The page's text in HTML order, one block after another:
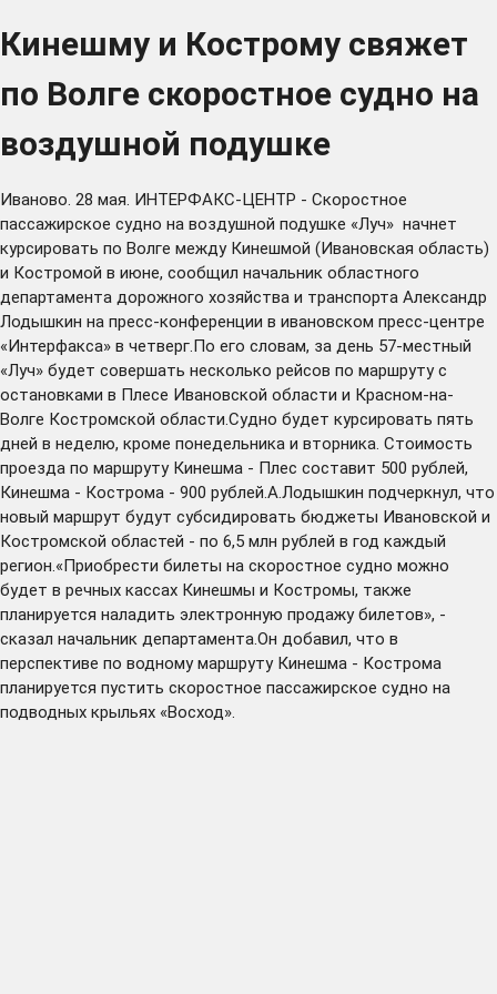
Кинешму и Кострому свяжет
по Волге скоростное судно на
воздушной подушке
Иваново. 28 мая. ИНТЕРФАКС-ЦЕНТР - Скоростное
пассажирское судно на воздушной подушке «Луч» начнет
курсировать по Волге между Кинешмой (Ивановская область)
и Костромой в июне, сообщил начальник областного
департамента дорожного хозяйства и транспорта Александр
Лодышкин на пресс-конференции в ивановском пресс-центре
«Интерфакса» в четверг.По его словам, за день 57-местный
«Луч» будет совершать несколько рейсов по маршруту с
остановками в Плесе Ивановской области и Красном-на-
Волге Костромской области.Судно будет курсировать пять
дней в неделю, кроме понедельника и вторника. Стоимость
проезда по маршруту Кинешма - Плес составит 500 рублей,
Кинешма - Кострома - 900 рублей.А.Лодышкин подчеркнул, что
новый маршрут будут субсидировать бюджеты Ивановской и
Костромской областей - по 6,5 млн рублей в год каждый
регион.«Приобрести билеты на скоростное судно можно
будет в речных кассах Кинешмы и Костромы, также
планируется наладить электронную продажу билетов», -
сказал начальник департамента.Он добавил, что в
перспективе по водному маршруту Кинешма - Кострома
планируется пустить скоростное пассажирское судно на
подводных крыльях «Восход».